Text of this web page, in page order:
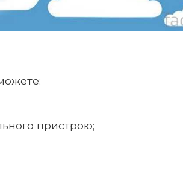
пристрою;